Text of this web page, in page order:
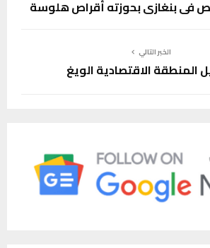
في بنغازي بحوزته أقراص هلوسة
الخبر التالي
المنطقة الاقتصادية الويغ